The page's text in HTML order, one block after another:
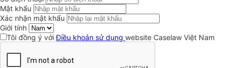
Mật khẩu
Xác nhận mật khẩu
Giới tính
Tôi đồng ý vớiĐiều khoản sử dụng website Caselaw Việt Nam